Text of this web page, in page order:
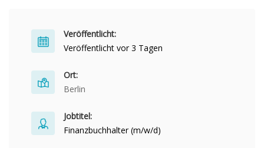
Veröffentlicht:
Veröffentlicht vor 3 Tagen
Ort:
Berlin
Jobtitel:
Finanzbuchhalter (m/w/d)